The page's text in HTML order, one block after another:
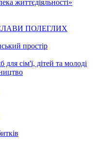
життєдіяльності»
ПОЛЕГЛИХ
простір
сім'ї, дітей та молоді